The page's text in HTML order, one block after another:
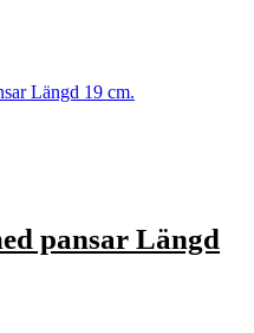
pansar Längd